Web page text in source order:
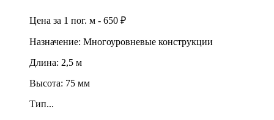
Цена за 1 пог. м - 650 ₽
Назначение: Многоуровневые конструкции
Длина: 2,5 м
Высота: 75 мм
Тип...